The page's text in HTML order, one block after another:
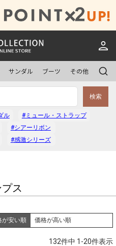
サンダル ブーツ その他
検索
ル
#ミュール・ストラップ
#シアーリボン
#感激シリーズ
ス
が安い順 価格が高い順
132件中 1 -20件表示